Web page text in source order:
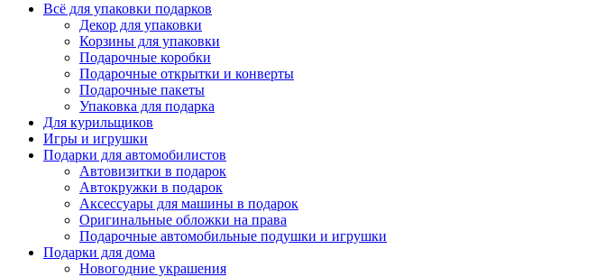
Всё для упаковки подарков
Декор для упаковки
Корзины для упаковки
Подарочные коробки
Подарочные открытки и конверты
Подарочные пакеты
Упаковка для подарка
Для курильщиков
Игры и игрушки
Подарки для автомобилистов
Автовизитки в подарок
Автокружки в подарок
Аксессуары для машины в подарок
Оригинальные обложки на права
Подарочные автомобильные подушки и игрушки
Подарки для дома
Новогодние украшения